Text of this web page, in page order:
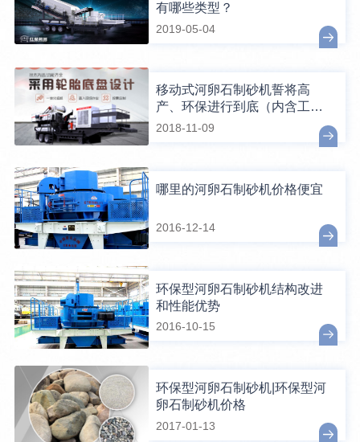
有哪些类型？
2019-05-04
移动式河卵石制砂机誓将高
产、环保进行到底（内含工作
视频）
2018-11-09
哪里的河卵石制砂机价格便宜
2016-12-14
环保型河卵石制砂机结构改进
和性能优势
2016-10-15
环保型河卵石制砂机|环保型河
卵石制砂机价格
2017-01-13